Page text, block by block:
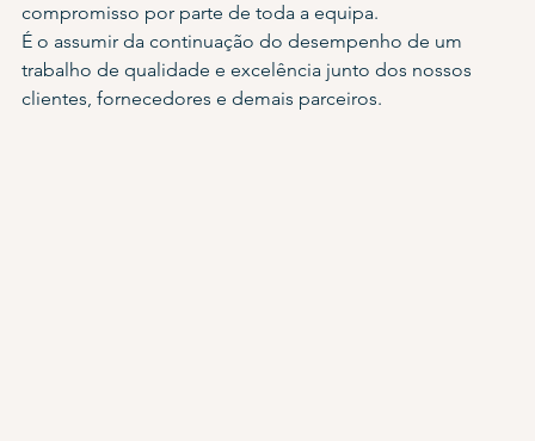
compromisso por parte de toda a equipa.
É o assumir da continuação do desempenho de um
trabalho de qualidade e excelência junto dos nossos
clientes, fornecedores e demais parceiros.